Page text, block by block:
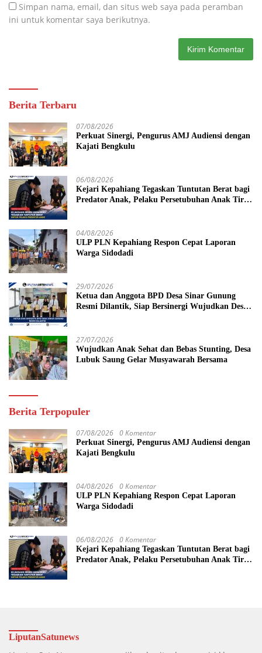
Simpan nama, email, dan situs web saya pada peramban
ini untuk komentar saya berikutnya.
Berita Terbaru
07/08/2026
Perkuat Sinergi, Pengurus AMJ Audiensi dengan
Kajati Bengkulu
06/08/2026
Kejari Kepahiang Tegaskan Tuntutan Berat bagi
Predator Anak, Pelaku Persetubuhan Anak Tiri
04/08/2026
ULP PLN Kepahiang Respon Cepat Laporan
Warga Sidodadi
29/07/2026
Ketua dan Anggota BPD Desa Sinar Gunung
Resmi Dilantik, Siap Bersinergi Wujudkan Desa
27/07/2026
Wujudkan Anak Sehat dan Bebas Stunting, Desa
Lubuk Saung Gelar Musyawarah Bersama
Berita Terpopuler
07/08/2026 0 Komentar
Perkuat Sinergi, Pengurus AMJ Audiensi dengan
Kajati Bengkulu
04/08/2026 0 Komentar
ULP PLN Kepahiang Respon Cepat Laporan
Warga Sidodadi
06/08/2026 0 Komentar
Kejari Kepahiang Tegaskan Tuntutan Berat bagi
Predator Anak, Pelaku Persetubuhan Anak Tiri
LiputanSatunews